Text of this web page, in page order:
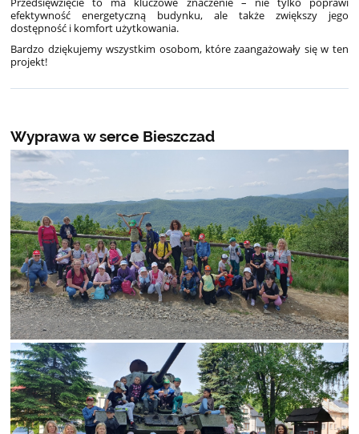
efektywność energetyczną budynku, ale także zwiększy jego
dostępność i komfort użytkowania.
Bardzo dziękujemy wszystkim osobom, które zaangażowały się w ten
projekt!
Wyprawa w serce Bieszczad